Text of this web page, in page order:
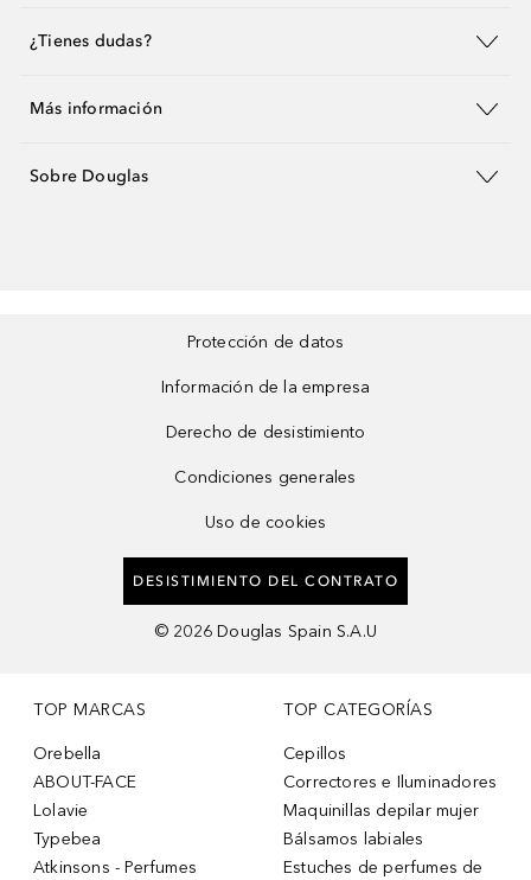
¿Tienes dudas?
Más información
Sobre Douglas
Protección de datos
Información de la empresa
Derecho de desistimiento
Condiciones generales
Uso de cookies
DESISTIMIENTO DEL CONTRATO
© 2026 Douglas Spain S.A.U
TOP MARCAS
Orebella
ABOUT-FACE
Lolavie
Typebea
Atkinsons - Perfumes
TOP CATEGORÍAS
Cepillos
Correctores e Iluminadores
Maquinillas depilar mujer
Bálsamos labiales
Estuches de perfumes de